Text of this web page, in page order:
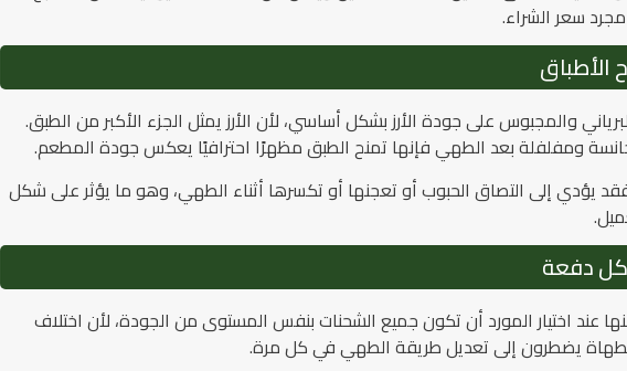
سعر الشراء.
الأطباق
والمجبوس على جودة الأرز بشكل أساسي، لأن الأرز يمثل الجزء الأكبر من الطبق.
ومفلفلة بعد الطهي فإنها تمنح الطبق مظهرًا احترافيًا يعكس جودة المطعم.
يؤدي إلى التصاق الحبوب أو تعجنها أو تكسرها أثناء الطهي، وهو ما يؤثر على شكل
كل دفعة
عند اختيار المورد أن تكون جميع الشحنات بنفس المستوى من الجودة، لأن اختلاف
يضطرون إلى تعديل طريقة الطهي في كل مرة.